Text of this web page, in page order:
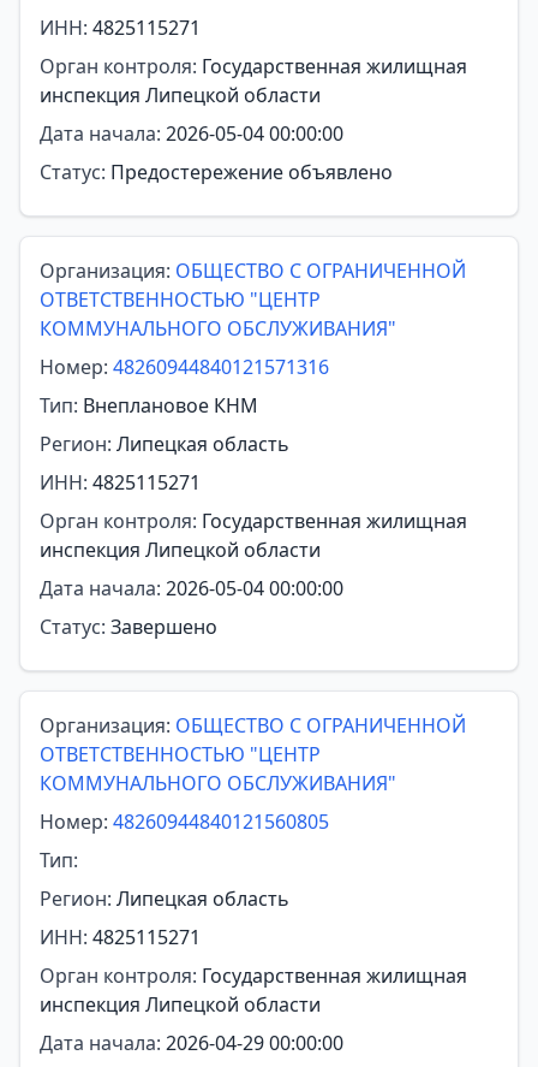
ИНН: 4825115271
Орган контроля: Государственная жилищная
инспекция Липецкой области
Дата начала: 2026-05-04 00:00:00
Статус: Предостережение объявлено
Организация: ОБЩЕСТВО С ОГРАНИЧЕННОЙ
ОТВЕТСТВЕННОСТЬЮ "ЦЕНТР
КОММУНАЛЬНОГО ОБСЛУЖИВАНИЯ"
Номер: 48260944840121571316
Тип: Внеплановое КНМ
Регион: Липецкая область
ИНН: 4825115271
Орган контроля: Государственная жилищная
инспекция Липецкой области
Дата начала: 2026-05-04 00:00:00
Статус: Завершено
Организация: ОБЩЕСТВО С ОГРАНИЧЕННОЙ
ОТВЕТСТВЕННОСТЬЮ "ЦЕНТР
КОММУНАЛЬНОГО ОБСЛУЖИВАНИЯ"
Номер: 48260944840121560805
Тип:
Регион: Липецкая область
ИНН: 4825115271
Орган контроля: Государственная жилищная
инспекция Липецкой области
Дата начала: 2026-04-29 00:00:00